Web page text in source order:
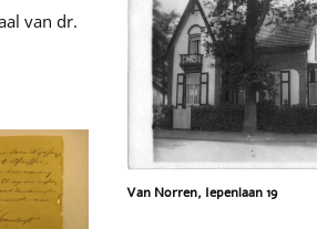
Van Norren, Iepenlaan 19
van dr.